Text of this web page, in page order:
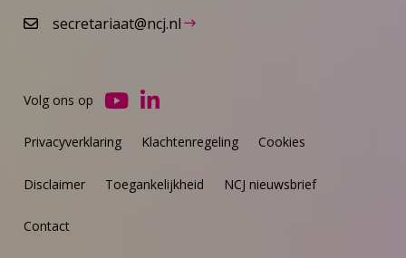
secretariaat@ncj.nl
Privacyverklaring Klachtenregeling Cookies
Disclaimer Toegankelijkheid NCJ nieuwsbrief
Contact
Volg ons op
Ga
YouTube
Ga